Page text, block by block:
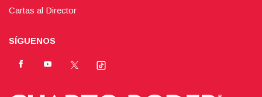
Cartas al Director
SÍGUENOS